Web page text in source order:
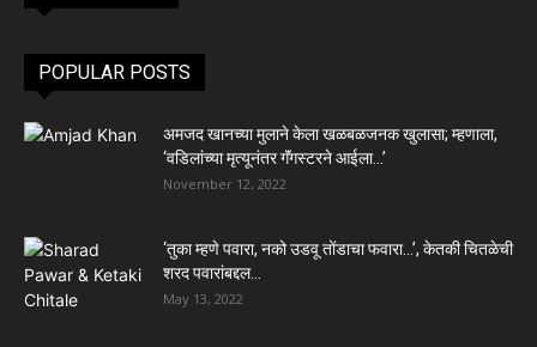
POPULAR POSTS
अमजद खानच्या मुलाने केला खळबळजनक खुलासा; म्हणाला,
‘वडिलांच्या मृत्यूनंतर गॅंगस्टरने आईला…’
November 12, 2022
‘तुका म्हणे पवारा, नको उडवू तोंडाचा फवारा…’, केतकी चितळेची
शरद पवारांबद्दल...
May 13, 2022